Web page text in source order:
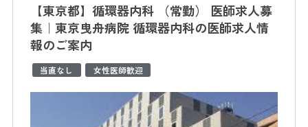
【東京都】循環器内科 （常勤） 医師求人募
集｜東京曳舟病院 循環器内科の医師求人情
報のご案内
当直なし 女性医師歓迎